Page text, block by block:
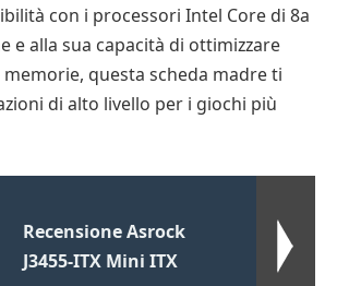
con i processori Intel Core di 8a
e alla sua capacità di ottimizzare
memorie, questa scheda madre ti
di alto livello per i giochi più
Recensione Asrock
J3455-ITX Mini ITX